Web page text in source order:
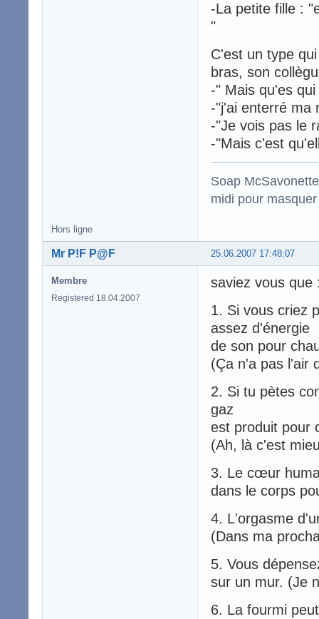
-La petite fille :
"
C'est un type
bras, son
-" Mais qu'es
-"j'ai enterré ma
-"Je vois pas le
-"Mais c'est
Soap
midi pour
Hors ligne
25.06.2007 17:48:07
Mr P!F P@F
Membre
Registered 18.04.2007
saviez vous que
1. Si vous criez
assez d'énergie
de son pour
(Ça n'a pas l'air
2. Si tu pètes
gaz
est produit pour
(Ah, là c'est
3. Le cœur
dans le corps
4. L'orgasme
(Dans ma
5. Vous
sur un mur. (Je
6. La fourmi